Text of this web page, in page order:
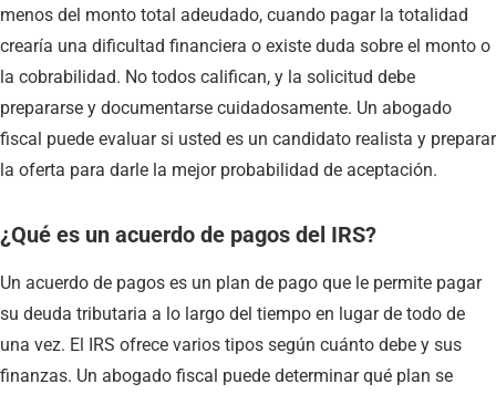
menos del monto total adeudado, cuando pagar la totalidad
crearía una dificultad financiera o existe duda sobre el monto o
la cobrabilidad. No todos califican, y la solicitud debe
prepararse y documentarse cuidadosamente. Un abogado
fiscal puede evaluar si usted es un candidato realista y preparar
la oferta para darle la mejor probabilidad de aceptación.
¿Qué es un acuerdo de pagos del IRS?
Un acuerdo de pagos es un plan de pago que le permite pagar
su deuda tributaria a lo largo del tiempo en lugar de todo de
una vez. El IRS ofrece varios tipos según cuánto debe y sus
finanzas. Un abogado fiscal puede determinar qué plan se